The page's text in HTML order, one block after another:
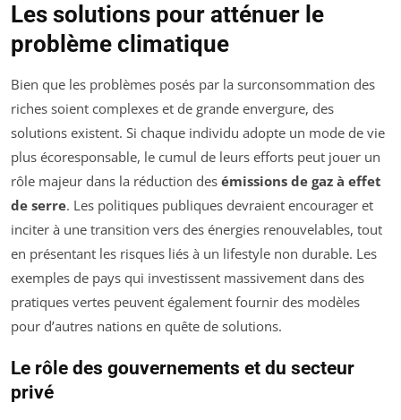
Les solutions pour atténuer le
problème climatique
Bien que les problèmes posés par la surconsommation des
riches soient complexes et de grande envergure, des
solutions existent. Si chaque individu adopte un mode de vie
plus écoresponsable, le cumul de leurs efforts peut jouer un
rôle majeur dans la réduction des émissions de gaz à effet
de serre. Les politiques publiques devraient encourager et
inciter à une transition vers des énergies renouvelables, tout
en présentant les risques liés à un lifestyle non durable. Les
exemples de pays qui investissent massivement dans des
pratiques vertes peuvent également fournir des modèles
pour d’autres nations en quête de solutions.
Le rôle des gouvernements et du secteur
privé